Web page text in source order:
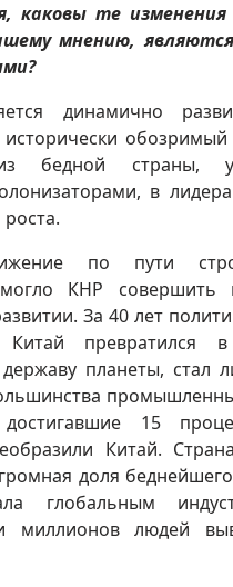
каковы те
мнению,
динамично
исторически
бедной страны,
в
по пути
КНР совершить
За 40 лет
Китай превратился
планеты, стал
15
Китай.
доля беднейшего
глобальным
миллионов людей